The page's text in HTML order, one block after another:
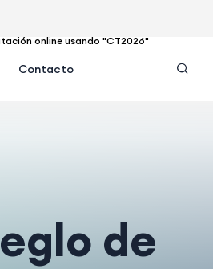
online usando "CT2026"
Contacto
de